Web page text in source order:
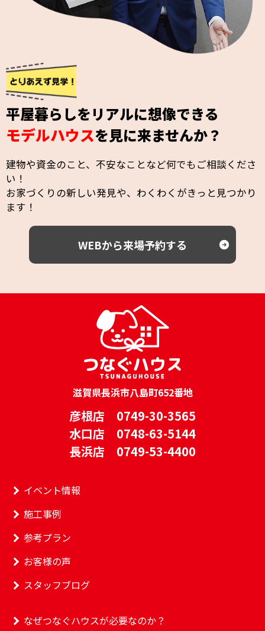
平屋暮らしをリアルに想像できる
モデルハウスを見に来ませんか？
建物や資金のこと、不安なことなど何でもご相談くださ
い！
お家づくりの新しい発見や、わくわくがきっと見つかり
ます！
WEBから来場予約する
滋賀県長浜市八島町652番地
彦根店 0749-30-3565
水口店 0748-63-5144
長浜店 0749-53-4400
イベント情報
施工事例
参考プラン
お客様の声
スタッフブログ
なぜつなぐハウスが必要なのか？